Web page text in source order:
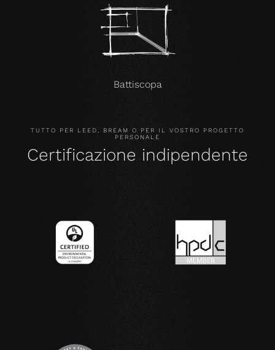
Battiscopa
TUTTO PER LEED, BREAM O PER IL VOSTRO PROGETTO
PERSONALE
Certificazione indipendente